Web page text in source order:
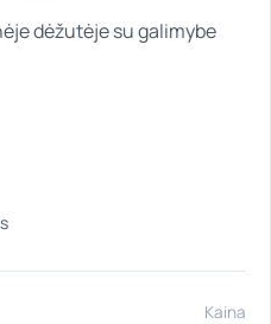
dėžutėje su galimybe
Kaina